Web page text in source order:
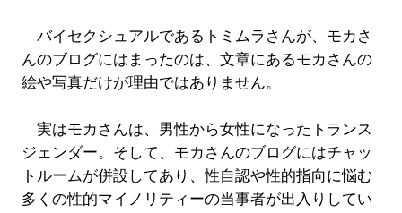
バイセクシュアルであるトミムラさんが、モカさ
んのブログにはまったのは、文章にあるモカさんの
絵や写真だけが理由ではありません。
実はモカさんは、男性から女性になったトランス
ジェンダー。そして、モカさんのブログにはチャッ
トルームが併設してあり、性自認や性的指向に悩む
多くの性的マイノリティーの当事者が出入りしてい